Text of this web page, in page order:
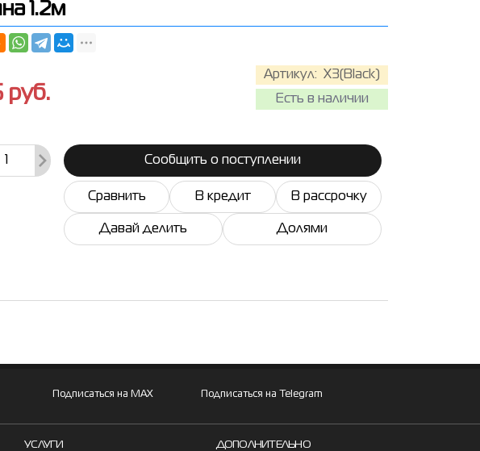
1.2м
Артикул: X3(Black)
Есть в наличии
руб.
Сообщить о поступлении
Сравнить В кредит В рассрочку
Давай делить Долями
Подписаться на MAX Подписаться на Telegram
УСЛУГИ ДОПОЛНИТЕЛЬНО